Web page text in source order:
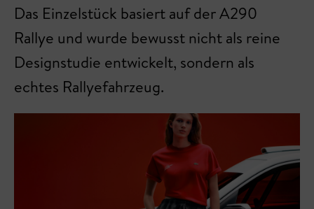
Das Einzelstück basiert auf der A290
Rallye und wurde bewusst nicht als reine
Designstudie entwickelt, sondern als
echtes Rallyefahrzeug.